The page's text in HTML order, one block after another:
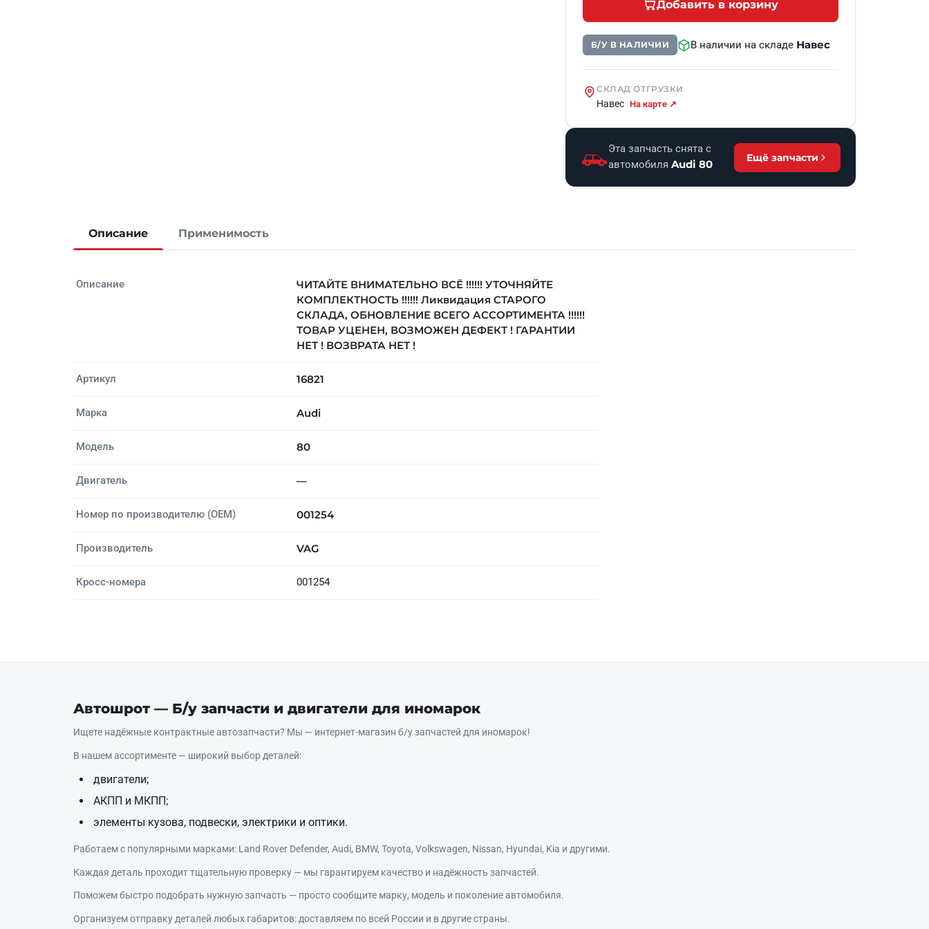
Добавить в корзину
Б/У В НАЛИЧИИ В наличии на складе Навес
СКЛАД ОТГРУЗКИ
Навес На карте ↗
Эта запчасть снята с
автомобиля Audi 80
Ещё запчасти
Описание Применимость
Описание
ЧИТАЙТЕ ВНИМАТЕЛЬНО ВСЁ !!!!!! УТОЧНЯЙТЕ
КОМПЛЕКТНОСТЬ !!!!!! Ликвидация СТАРОГО
СКЛАДА, ОБНОВЛЕНИЕ ВСЕГО АССОРТИМЕНТА !!!!!!
ТОВАР УЦЕНЕН, ВОЗМОЖЕН ДЕФЕКТ ! ГАРАНТИИ
НЕТ ! ВОЗВРАТА НЕТ !
Артикул 16821
Марка Audi
Модель 80
Двигатель —
Номер по производителю (OEM) 001254
Производитель VAG
Кросс-номера 001254
Автошрот — Б/у запчасти и двигатели для иномарок
Ищете надёжные контрактные автозапчасти? Мы — интернет‑магазин б/у запчастей для иномарок!
В нашем ассортименте — широкий выбор деталей:
двигатели;
АКПП и МКПП;
элементы кузова, подвески, электрики и оптики.
Работаем с популярными марками: Land Rover Defender, Audi, BMW, Toyota, Volkswagen, Nissan, Hyundai, Kia и другими.
Каждая деталь проходит тщательную проверку — мы гарантируем качество и надёжность запчастей.
Поможем быстро подобрать нужную запчасть — просто сообщите марку, модель и поколение автомобиля.
Организуем отправку деталей любых габаритов: доставляем по всей России и в другие страны.